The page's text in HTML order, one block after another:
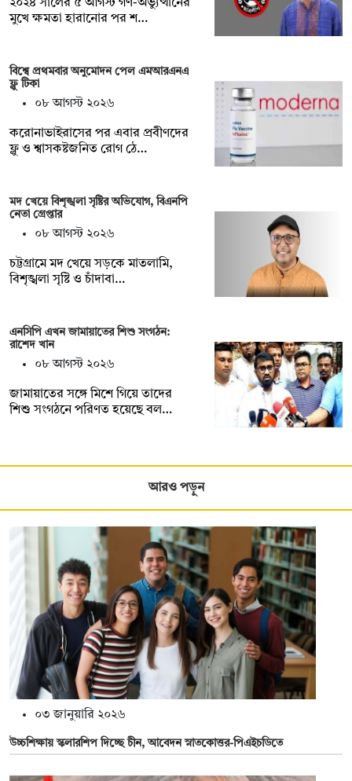
২০২৪ সালের ৫ আগস্ট গণ-অভ্যুত্থানের
মুখে ক্ষমতা হারানোর পর শ…
বিশ্বে প্রথমবার অনুমোদন পেল এমআরএনএ
ফ্লু টিকা
০৮ আগস্ট ২০২৬
করোনাভাইরাসের পর এবার প্রবীণদের
ফ্লু ও শ্বাসকষ্টজনিত রোগ ঠে…
মদ খেয়ে বিশৃঙ্খলা সৃষ্টির অভিযোগ, বিএনপি
নেতা গ্রেপ্তার
০৮ আগস্ট ২০২৬
চট্টগ্রামে মদ খেয়ে সড়কে মাতলামি,
বিশৃঙ্খলা সৃষ্টি ও চাঁদাবা…
এনসিপি এখন জামায়াতের শিশু সংগঠন:
রাশেদ খান
০৮ আগস্ট ২০২৬
জামায়াতের সঙ্গে মিশে গিয়ে তাদের
শিশু সংগঠনে পরিণত হয়েছে বল…
আরও পড়ুন
০৩ জানুয়ারি ২০২৬
উচ্চশিক্ষায় স্কলারশিপ দিচ্ছে চীন, আবেদন স্নাতকোত্তর-পিএইচডিতে